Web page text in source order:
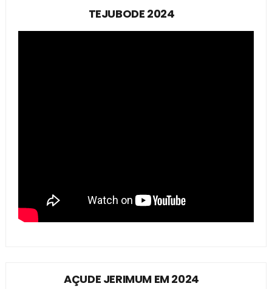
TEJUBODE 2024
AÇUDE JERIMUM EM 2024